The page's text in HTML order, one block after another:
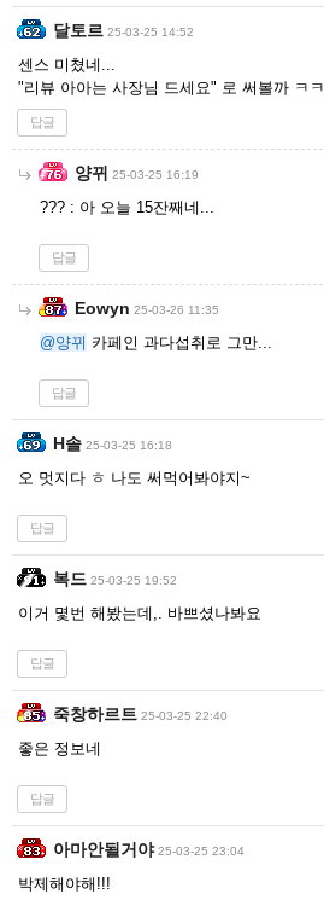
달토르 25-03-25 14:52
센스 미쳤네...
"리뷰 아아는 사장님 드세요" 로 써볼까 ㅋㅋ
답글
양뀌 25-03-25 16:19
??? : 아 오늘 15잔째네...
답글
Eowyn 25-03-26 11:35
@양뀌 카페인 과다섭취로 그만...
답글
H솔 25-03-25 16:18
오 멋지다 ㅎ 나도 써먹어봐야지~
답글
복드 25-03-25 19:52
이거 몇번 해봤는데,. 바쁘셨나봐요
답글
죽창하르트 25-03-25 22:40
좋은 정보네
답글
아마안될거야 25-03-25 23:04
박제해야해!!!